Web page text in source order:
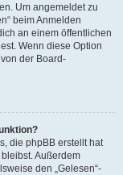
Um angemeldet zu
beim Anmelden
an einem öffentlichen
Wenn diese Option
der Board-
die phpBB erstellt hat
Außerdem
den „Gelesen“-